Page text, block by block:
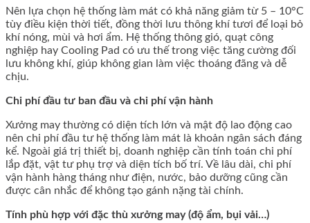
Nên lựa chọn hệ thống làm mát có khả năng giảm từ 5 – 10°C
tùy điều kiện thời tiết, đồng thời lưu thông khí tươi để loại bỏ
khí nóng, mùi và hơi ẩm. Hệ thống thông gió, quạt công
nghiệp hay Cooling Pad có ưu thế trong việc tăng cường đối
lưu không khí, giúp không gian làm việc thoáng đãng và dễ
chịu.
Chi phí đầu tư ban đầu và chi phí vận hành
Xưởng may thường có diện tích lớn và mật độ lao động cao
nên chi phí đầu tư hệ thống làm mát là khoản ngân sách đáng
kể. Ngoài giá trị thiết bị, doanh nghiệp cần tính toán chi phí
lắp đặt, vật tư phụ trợ và diện tích bố trí. Về lâu dài, chi phí
vận hành hàng tháng như điện, nước, bảo dưỡng cũng cần
được cân nhắc để không tạo gánh nặng tài chính.
Tính phù hợp với đặc thù xưởng may (độ ẩm, bụi vải…)